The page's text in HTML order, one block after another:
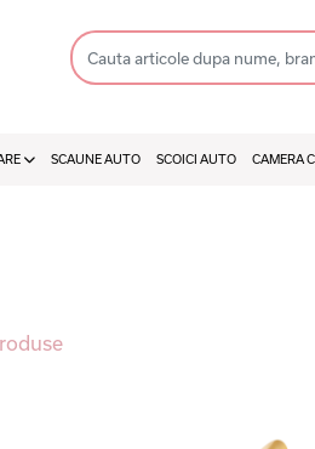
SCAUNE AUTO SCOICI AUTO CAMERA